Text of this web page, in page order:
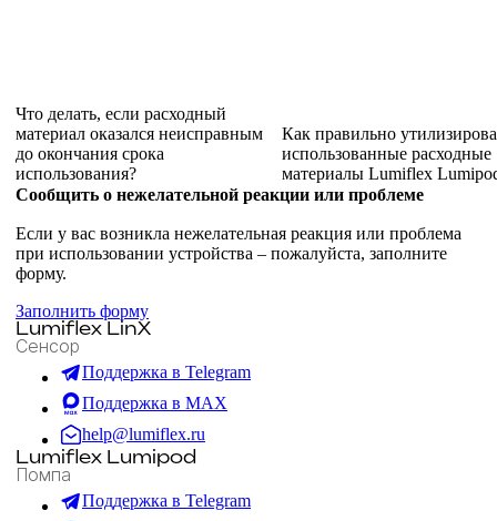
Что делать, если расходный
материал оказался неисправным
до окончания срока
использования?
Как правильно
использованные расходные
материалы Lumiflex
Сообщить о нежелательной реакции или проблеме
Если у вас возникла нежелательная реакция или проблема
при использовании устройства – пожалуйста, заполните
форму.
Заполнить форму
Lumiflex LinX
Сенсор
Поддержка в Telegram
Поддержка в MAX
help@lumiflex.ru
Lumiflex Lumipod
Помпа
Поддержка в Telegram